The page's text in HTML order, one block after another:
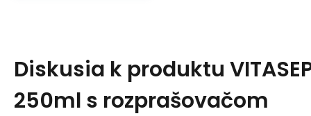
Diskusia k produktu
250ml s rozprašovačom